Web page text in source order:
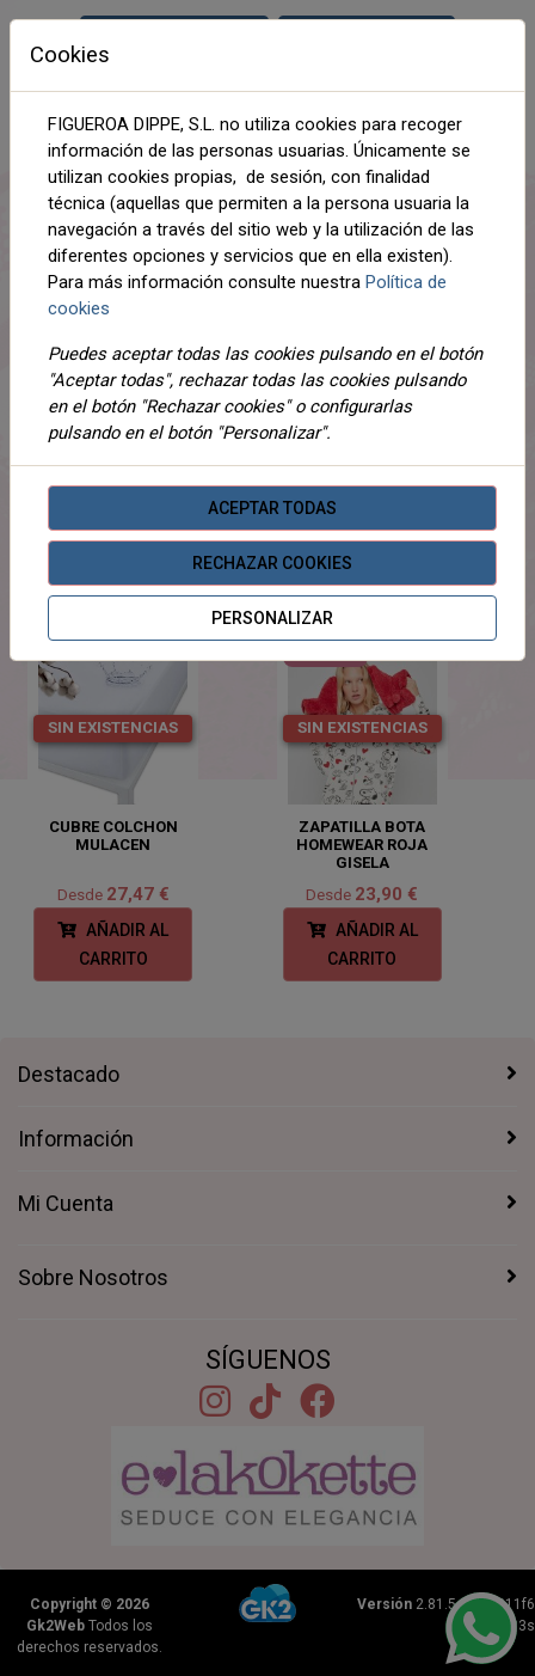
Compartir
DETALLES
ADJUNTOS
OPINIONES
¡Este producto no tiene descripción!
PRODUCTOSRELACIONADOS
SIN EXISTENCIAS
CUBRE COLCHON
MULACEN
Desde 27,47 €
AÑADIR AL
CARRITO
SIN EXISTENCIAS
ZAPATILLA BOTA
HOMEWEAR ROJA
GISELA
Desde 23,90 €
AÑADIR AL
CARRITO
Destacado
Información
Mi Cuenta
Sobre Nosotros
SÍGUENOS
Copyright © 2026
Gk2WebTodos los
derechos reservados.
Versión2.81.5+1b46211f6
0.2233s
Cookies
FIGUEROA DIPPE, S.L. no utiliza cookies para recoger
información de las personas usuarias. Únicamente se
utilizan cookies propias, de sesión, con finalidad
técnica (aquellas que permiten a la persona usuaria la
navegación a través del sitio web y la utilización de las
diferentes opciones y servicios que en ella existen).
Para más información consulte nuestra Política de
cookies
Puedes aceptar todas las cookies pulsando en el botón
"Aceptar todas", rechazar todas las cookies pulsando
en el botón "Rechazar cookies" o configurarlas
pulsando en el botón "Personalizar".
ACEPTAR TODAS
RECHAZAR COOKIES
PERSONALIZAR